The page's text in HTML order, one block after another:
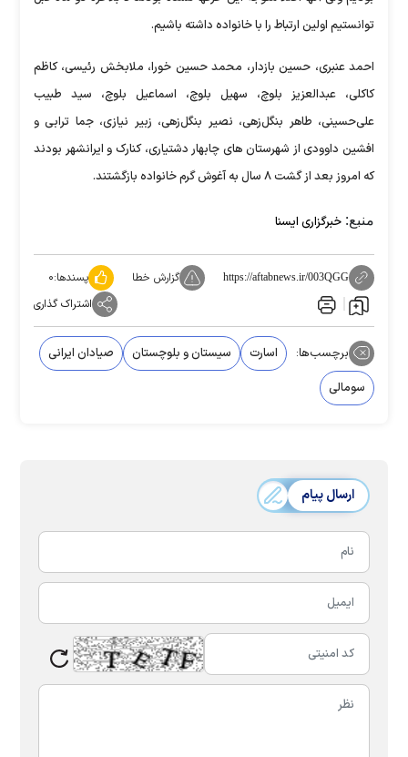
توانستیم اولین ارتباط را با خانواده داشته باشیم.
احمد عنبری، حسین بازدار، محمد حسین خورا، ملابخش رئیسی، کاظم
کاکلی، عبدالعزیز بلوچ، سهیل بلوچ، اسماعیل بلوچ، سید طبیب
علی‌حسینی، طاهر بنگل‌زهی، نصیر بنگل‌زهی، زبیر نیازی، جما ترابی و
افشین داوودی از شهرستان های چابهار دشتیاری، کنارک و ایرانشهر بودند
که امروز بعد از گشت ۸ سال به آغوش گرم خانواده بازگشتند.
منبع: خبرگزاری ایسنا
https://aftabnews.ir/003QGG گزارش خطا پسندها:۰
اشتراک گذاری
برچسب‌ها: اسارت سیستان و بلوچستان
صیادان ایرانی
سومالی
ارسال پیام